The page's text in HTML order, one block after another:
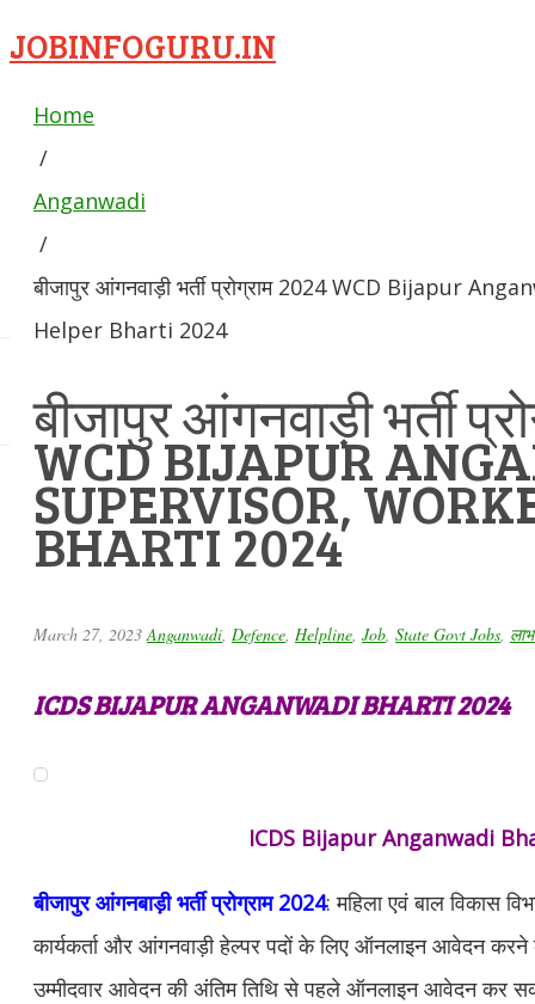
JOBINFOGURU.IN
Home
/
Anganwadi
/
बीजापुर आंगनवाड़ी भर्ती प्रोग्राम 2024 WCD Bijapur
Helper Bharti 2024
बीजापुर आंगनवाड़ी भर्ती
WCD BIJAPUR
SUPERVISOR,
BHARTI 2024
March 27, 2023 Anganwadi Defence Helpline Job State Govt Jobs
ICDS BIJAPUR ANGANWADI BHARTI 2024
ICDS Bijapur Anganwadi
बीजापुर आंगनबाड़ी भर्ती प्रोग्राम 2024: महिला एवं बाल विकास
कार्यकर्ता और आंगनवाड़ी हेल्पर पदों के लिए ऑनलाइन आवेदन
उम्मीदवार आवेदन की अंतिम तिथि से पहले ऑनलाइन आवेदन कर